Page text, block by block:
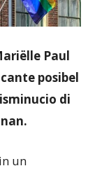
Paul
posibel
di
un